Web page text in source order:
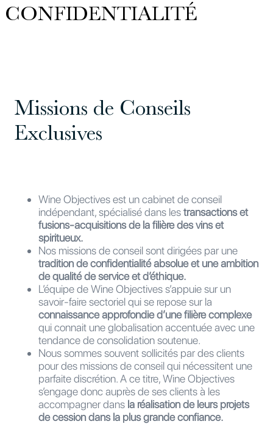
CONFIDENTIALITÉ
Missions de Conseils
Exclusives
Wine Objectives est un cabinet de conseil
indépendant, spécialisé dans lestransactions et
fusions-acquisitions de la filière des vins et
spiritueux.
Nos missions de conseil sont dirigées par une
tradition de confidentialité absolue et une ambition
de qualité de service et d’éthique.
L’équipe de Wine Objectives s’appuie sur un
savoir-faire sectoriel qui se repose sur la
connaissance approfondie d’une filière complexe
qui connait une globalisation accentuée avec une
tendance de consolidation soutenue.
Nous sommes souvent sollicités par des clients
pour des missions de conseil qui nécessitent une
parfaite discrétion. A ce titre, Wine Objectives
s’engage donc auprès de ses clients à les
accompagner dans la réalisation de leurs projets
de cession dans la plus grande confiance.